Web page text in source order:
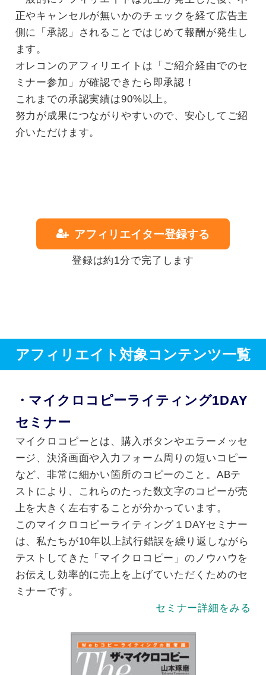
正やキャンセルが無いかのチェックを経て広告主
側に「承認」されることではじめて報酬が発生し
ます。
オレコンのアフィリエイトは「ご紹介経由でのセ
ミナー参加」が確認できたら即承認！
これまでの承認実績は90%以上。
努力が成果につながりやすいので、安心してご紹
介いただけます。
アフィリエイター登録する
登録は約1分で完了します
アフィリエイト対象コンテンツ一覧
・マイクロコピーライティング1DAY
セミナー
マイクロコピーとは、購入ボタンやエラーメッセ
ージ、決済画面や入力フォーム周りの短いコピー
など、非常に細かい箇所のコピーのこと。ABテ
ストにより、これらのたった数文字のコピーが売
上を大きく左右することが分かっています。
このマイクロコピーライティング１DAYセミナー
は、私たちが10年以上試行錯誤を繰り返しながら
テストしてきた「マイクロコピー」のノウハウを
お伝えし効率的に売上を上げていただくためのセ
ミナーです。
セミナー詳細をみる